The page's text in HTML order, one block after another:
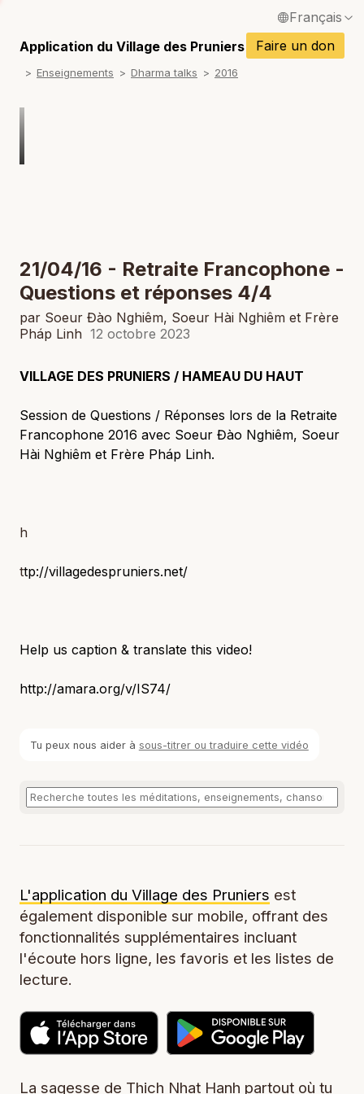
Français
English / Anglais
Español / Espagnol
Application du Village des Pruniers Faire un don
Enseignements Dharma talks 2016
21/04/16 - Retraite Francophone -
Questions et réponses 4/4
par Soeur Đào Nghiêm, Soeur Hài Nghiêm et Frère
Pháp Linh 12 octobre 2023
VILLAGE DES PRUNIERS / HAMEAU DU HAUT
Session de Questions / Réponses lors de la Retraite
Francophone 2016 avec Soeur Đào Nghiêm, Soeur
Hài Nghiêm et Frère Pháp Linh.
h
ttp://villagedespruniers.net/
Help us caption & translate this video!
http://amara.org/v/IS74/
Tu peux nous aider à sous-titrer ou traduire cette vidéo
L'application du Village des Pruniers est
également disponible sur mobile, offrant des
fonctionnalités supplémentaires incluant
l'écoute hors ligne, les favoris et les listes de
lecture.
La sagesse de Thich Nhat Hanh partout où tu